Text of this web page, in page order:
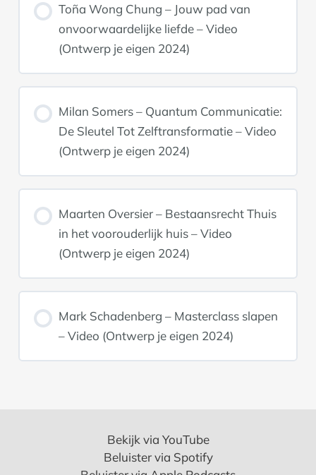
Toña Wong Chung – Jouw pad van
onvoorwaardelijke liefde – Video
(Ontwerp je eigen 2024)
Milan Somers – Quantum Communicatie:
De Sleutel Tot Zelftransformatie – Video
(Ontwerp je eigen 2024)
Maarten Oversier – Bestaansrecht Thuis
in het voorouderlijk huis – Video
(Ontwerp je eigen 2024)
Mark Schadenberg – Masterclass slapen
– Video (Ontwerp je eigen 2024)
Bekijk via YouTube
Beluister via Spotify